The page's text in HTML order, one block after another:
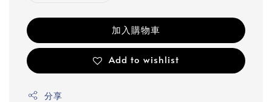
加入購物車
Add to wishlist
分享